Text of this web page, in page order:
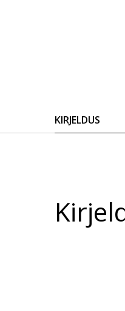
KIRJELDUS